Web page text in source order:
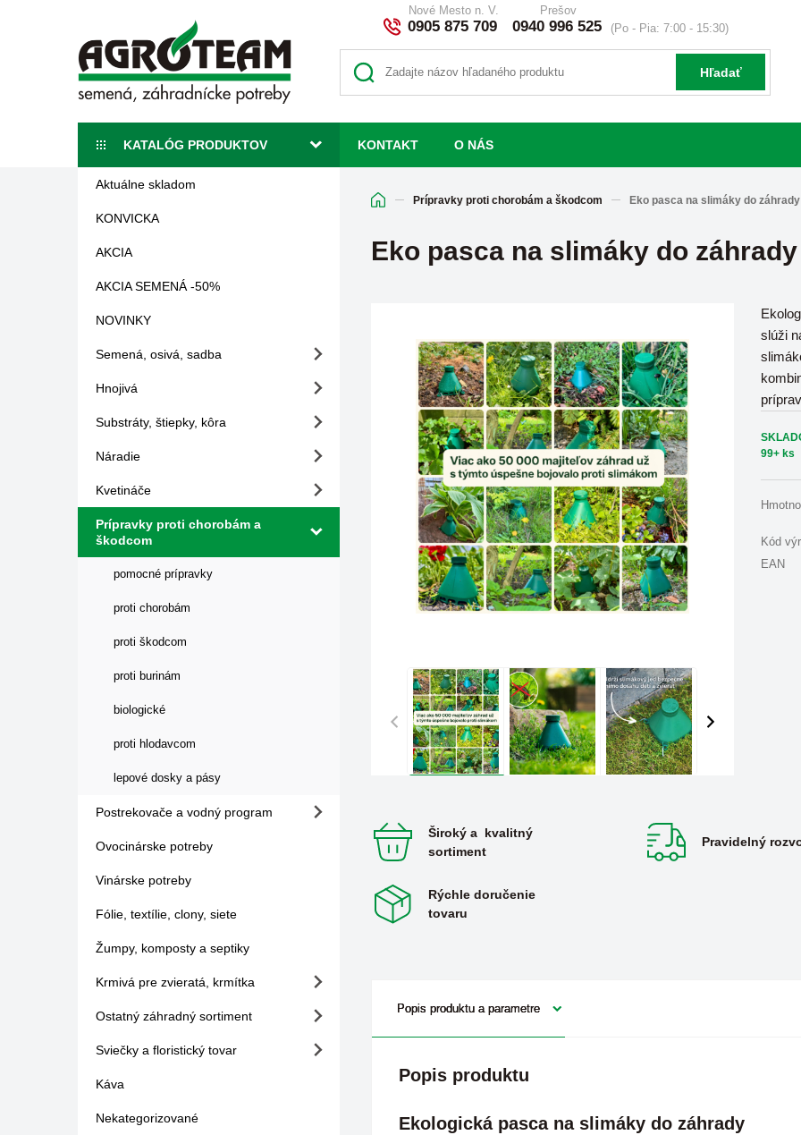
Nové Mesto n. V.
0905 875 709
Prešov
0940 996 525 (Po - Pia: 7:00 - 15:30)
Hľadať
KONTAKT O NÁS
KATALÓG PRODUKTOV
Aktuálne skladom
KONVICKA
AKCIA
AKCIA SEMENÁ -50%
NOVINKY
Semená, osivá, sadba
Hnojivá
Substráty, štiepky, kôra
Náradie
Kvetináče
Prípravky proti chorobám a
škodcom
pomocné prípravky
proti chorobám
proti škodcom
proti burinám
biologické
proti hlodavcom
lepové dosky a pásy
Postrekovače a vodný program
Ovocinárske potreby
Vinárske potreby
Fólie, textílie, clony, siete
Žumpy, komposty a septiky
Krmivá pre zvieratá, krmítka
Ostatný záhradný sortiment
Sviečky a floristický tovar
Káva
Nekategorizované
Prípravky proti chorobám a škodcom Eko pasca na slimáky do
Eko pasca na slimáky do
slúži
99+ ks
Kód
EAN
Široký a kvalitný
sortiment
Pravidelný
Rýchle doručenie
tovaru
Popis produktu a parametre
Popis produktu
Ekologická pasca na slimáky do záhrady